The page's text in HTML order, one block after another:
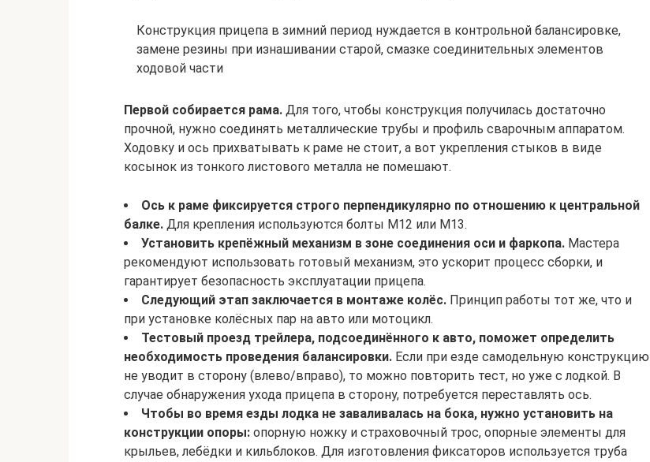
Конструкция прицепа в зимний период нуждается в контрольной балансировке,
замене резины при изнашивании старой, смазке соединительных элементов
ходовой части
Первой собирается рама. Для того, чтобы конструкция получилась достаточно
прочной, нужно соединять металлические трубы и профиль сварочным аппаратом.
Ходовку и ось прихватывать к раме не стоит, а вот укрепления стыков в виде
косынок из тонкого листового металла не помешают.
Ось к раме фиксируется строго перпендикулярно по отношению к центральной
балке. Для крепления используются болты М12 или М13.
Установить крепёжный механизм в зоне соединения оси и фаркопа. Мастера
рекомендуют использовать готовый механизм, это ускорит процесс сборки, и
гарантирует безопасность эксплуатации прицепа.
Следующий этап заключается в монтаже колёс. Принцип работы тот же, что и
при установке колёсных пар на авто или мотоцикл.
Тестовый проезд трейлера, подсоединённого к авто, поможет определить
необходимость проведения балансировки. Если при езде самодельную конструкцию
не уводит в сторону (влево/вправо), то можно повторить тест, но уже с лодкой. В
случае обнаружения ухода прицепа в сторону, потребуется переставлять ось.
Чтобы во время езды лодка не заваливалась на бока, нужно установить на
конструкции опоры: опорную ножку и страховочный трос, опорные элементы для
крыльев, лебёдки и кильблоков. Для изготовления фиксаторов используется труба